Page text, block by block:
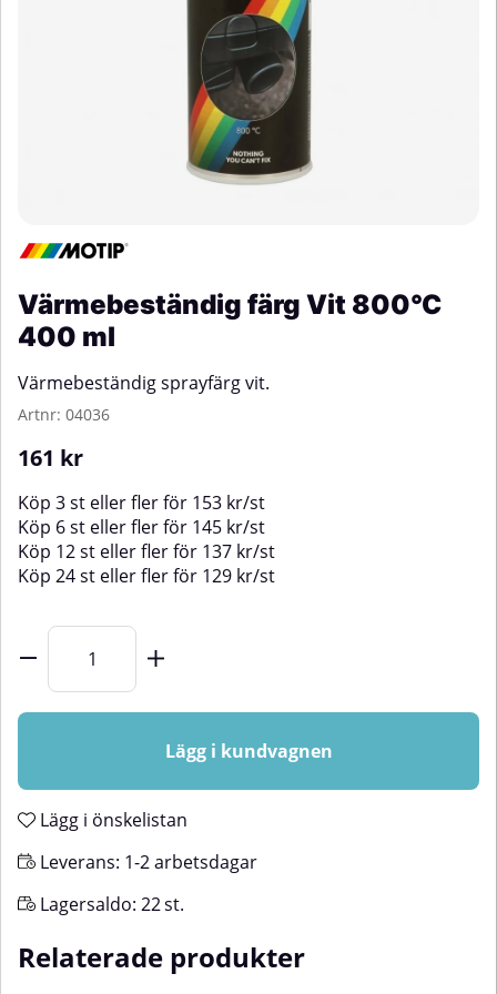
Värmebeständig färg Vit 800°C
400 ml
Värmebeständig sprayfärg vit.
Artnr: 04036
161 kr
Köp 3 st eller fler för 153 kr/st
Köp 6 st eller fler för 145 kr/st
Köp 12 st eller fler för 137 kr/st
Köp 24 st eller fler för 129 kr/st
Lägg i kundvagnen
Lägg i önskelistan
Leverans: 1-2 arbetsdagar
Lagersaldo: 22st.
Relaterade produkter